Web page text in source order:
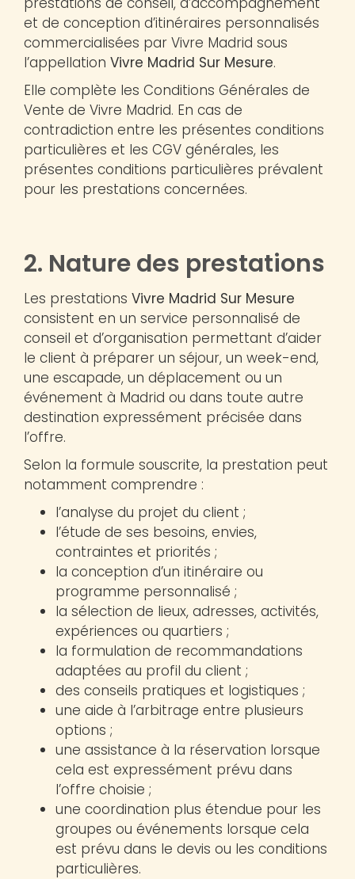
et de conception d’itinéraires personnalisés
commercialisées par Vivre Madrid sous
l’appellation Vivre Madrid Sur Mesure.
Elle complète les Conditions Générales de
Vente de Vivre Madrid. En cas de
contradiction entre les présentes conditions
particulières et les CGV générales, les
présentes conditions particulières prévalent
pour les prestations concernées.
2. Nature des prestations
Les prestations Vivre Madrid Sur Mesure
consistent en un service personnalisé de
conseil et d’organisation permettant d’aider
le client à préparer un séjour, un week-end,
une escapade, un déplacement ou un
événement à Madrid ou dans toute autre
destination expressément précisée dans
l’offre.
Selon la formule souscrite, la prestation peut
notamment comprendre :
l’analyse du projet du client ;
l’étude de ses besoins, envies,
contraintes et priorités ;
la conception d’un itinéraire ou
programme personnalisé ;
la sélection de lieux, adresses, activités,
expériences ou quartiers ;
la formulation de recommandations
adaptées au profil du client ;
des conseils pratiques et logistiques ;
une aide à l’arbitrage entre plusieurs
options ;
une assistance à la réservation lorsque
cela est expressément prévu dans
l’offre choisie ;
une coordination plus étendue pour les
groupes ou événements lorsque cela
est prévu dans le devis ou les conditions
particulières.